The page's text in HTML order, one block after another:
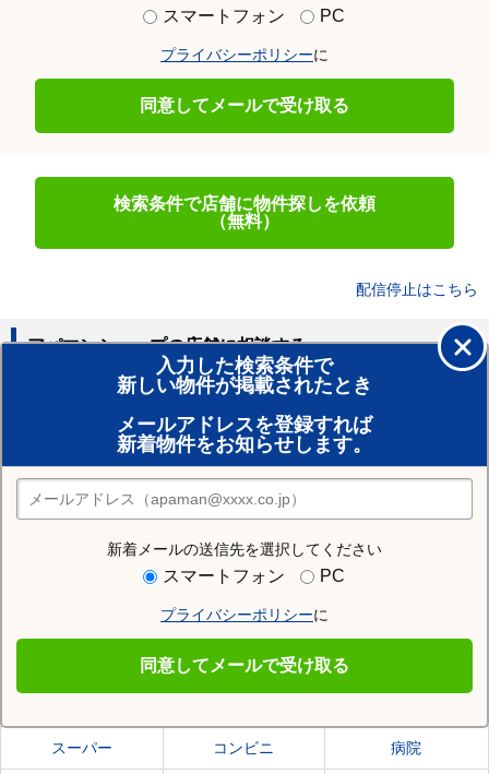
スマートフォン PC
プライバシーポリシーに
同意してメールで受け取る
検索条件で店舗に物件探しを依頼
（無料）
配信停止はこちら
入力した検索条件で
新しい物件が掲載されたとき
メールアドレスを登録すれば
新着物件をお知らせします。
新着メールの送信先を選択してください
スマートフォン PC
プライバシーポリシーに
同意してメールで受け取る
アパマンショップの店舗に相談する
賃貸のプロがお部屋探し！
おまかせ物件リクエスト
住みたい街の店舗を探す
店舗検索
住む街研究所で和歌山市の情報を見る
和歌山市の施設一覧
スーパー コンビニ 病院